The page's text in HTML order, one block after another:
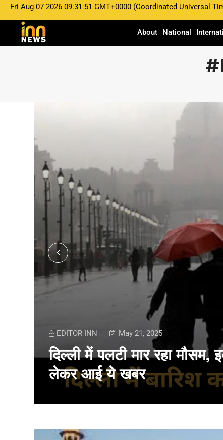
Fri Aug 07 2026 09:31:51 GMT+0000 (Coordinated Universal
About National
EDITOR INN May 21, 2025
दिल्ली में पलटी मार रहा मौसम,
लेकर आई ये खबर